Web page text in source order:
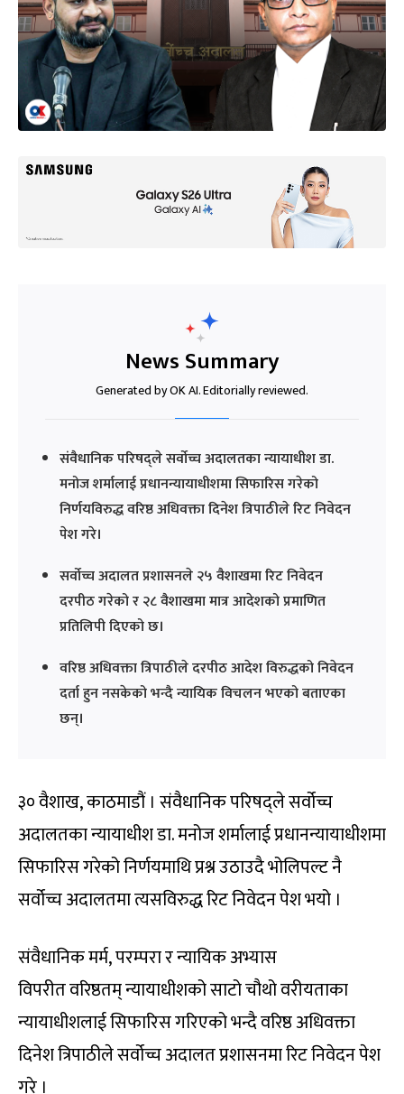
News Summary
Generated by OK AI. Editorially reviewed.
संवैधानिक परिषद्ले सर्वोच्च अदालतका न्यायाधीश डा.
मनोज शर्मालाई प्रधानन्यायाधीशमा सिफारिस गरेको
निर्णयविरुद्ध वरिष्ठ अधिवक्ता दिनेश त्रिपाठीले रिट निवेदन
पेश गरे।
सर्वोच्च अदालत प्रशासनले २५ वैशाखमा रिट निवेदन
दरपीठ गरेको र २८ वैशाखमा मात्र आदेशको प्रमाणित
प्रतिलिपी दिएको छ।
वरिष्ठ अधिवक्ता त्रिपाठीले दरपीठ आदेश विरुद्धको निवेदन
दर्ता हुन नसकेको भन्दै न्यायिक विचलन भएको बताएका
छन्।
३० वैशाख, काठमाडौं । संवैधानिक परिषद्ले सर्वोच्च
अदालतका न्यायाधीश डा. मनोज शर्मालाई प्रधानन्यायाधीशमा
सिफारिस गरेको निर्णयमाथि प्रश्न उठाउदै भोलिपल्ट नै
सर्वोच्च अदालतमा त्यसविरुद्ध रिट निवेदन पेश भयो ।
संवैधानिक मर्म, परम्परा र न्यायिक अभ्यास
विपरीत वरिष्ठतम् न्यायाधीशको साटो चौथो वरीयताका
न्यायाधीशलाई सिफारिस गरिएको भन्दै वरिष्ठ अधिवक्ता
दिनेश त्रिपाठीले सर्वोच्च अदालत प्रशासनमा रिट निवेदन पेश
गरे ।